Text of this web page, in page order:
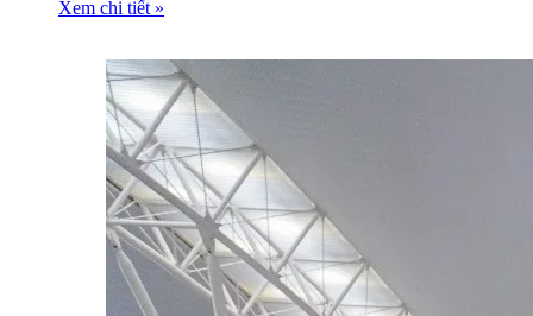
Xem chi tiết »